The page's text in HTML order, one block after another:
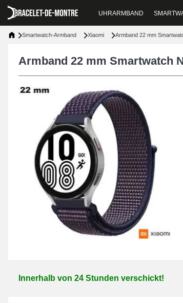
UHRARMBAND
Smartwatch-Armband Xiaomi Armband 22 mm
Armband 22 mm Smartwatch
Innerhalb von 24 Stunden verschickt!